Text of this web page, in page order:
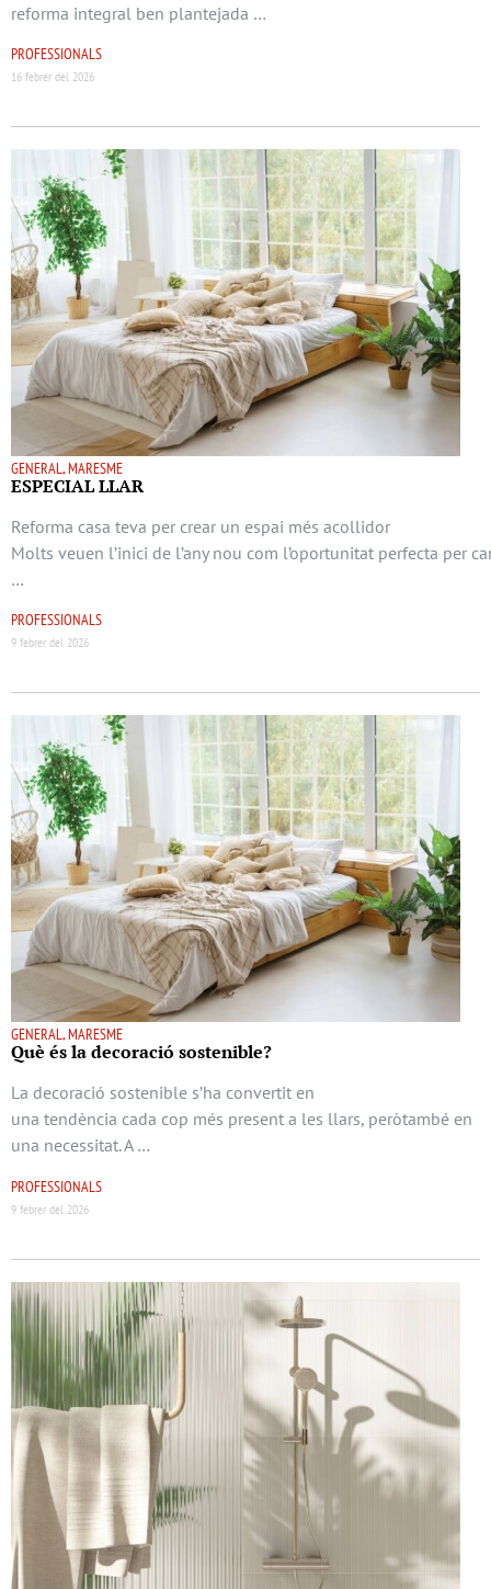
reforma integral ben plantejada …
PROFESSIONALS
16 febrer del 2026
GENERAL, MARESME
ESPECIAL LLAR
Reforma casa teva per crear un espai més acollidor
Molts veuen l’inici de l’any nou com l’oportunitat perfecta per
…
PROFESSIONALS
9 febrer del 2026
GENERAL, MARESME
Què és la decoració sostenible?
La decoració sostenible s’ha convertit en
una tendència cada cop més present a les llars, peròtambé en
una necessitat. A …
PROFESSIONALS
9 febrer del 2026